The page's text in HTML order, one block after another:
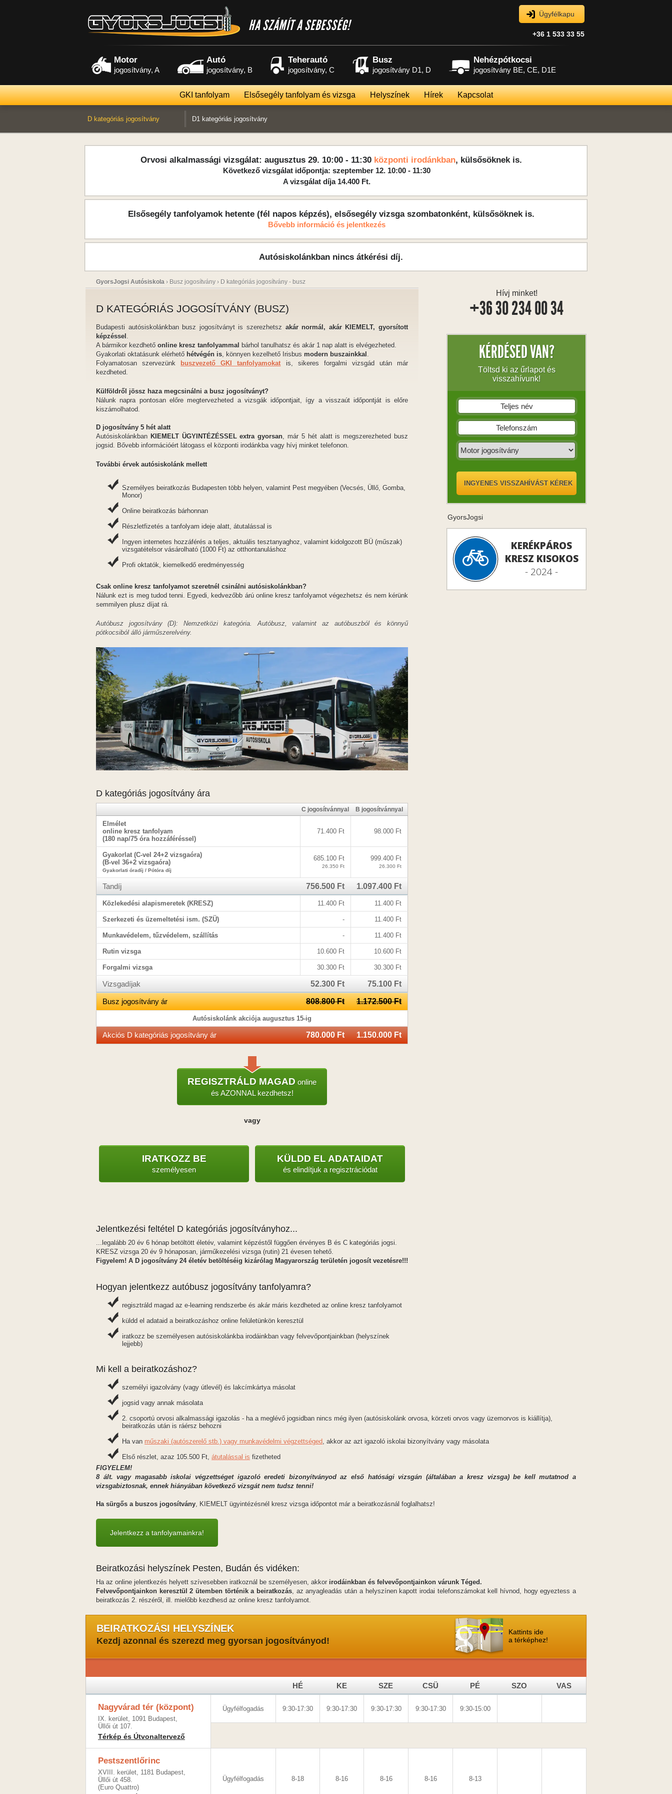
HA SZÁMÍT A SEBESSÉG! +36 1 533 33 55
Ügyfélkapu
Motor
jogosítvány, A
Autó
jogosítvány, B
Teherautó
jogosítvány, C
Busz
jogosítvány D1, D
Nehézpótkocsi
jogosítvány BE, CE, D1E
GKI tanfolyam Elsősegély tanfolyam és vizsga Helyszínek Hírek Kapcsolat
D kategóriás jogosítvány D1 kategóriás jogosítvány
Orvosi alkalmassági vizsgálat: augusztus 29. 10:00 - 11:30központi irodánkban, külsősöknek is.
Következő vizsgálat időpontja: szeptember 12. 10:00 - 11:30
A vizsgálat díja 14.400 Ft.
Elsősegély tanfolyamok hetente (fél napos képzés), elsősegély vizsga szombatonként, külsősöknek is.
Bővebb információ és jelentkezés
Autósiskolánkban nincs átkérési díj.
GyorsJogsi Autósiskola › Busz jogosítvány › D kategóriás jogosítvány - busz
D KATEGÓRIÁS JOGOSÍTVÁNY (BUSZ)
Budapesti autósiskolánkban busz jogosítványt is szerezhetsz akár normál, akár KIEMELT, gyorsított
képzéssel .
A bármikor kezdhető online kresz tanfolyammal bárhol tanulhatsz és akár 1 nap alatt is elvégezheted.
Gyakorlati oktatásunk elérhető hétvégén is, könnyen kezelhető Irisbus modern buszainkkal .
Folyamatosan szervezünk
buszvezető GKI tanfolyamokat is, sikeres forgalmi vizsgád után már
kezdheted.
Külföldről jössz haza megcsinálni a busz jogosítványt?
Nálunk napra pontosan előre megtervezheted a vizsgák időpontjait, így a visszaút időpontját is előre
kiszámolhatod.
D jogosítvány 5 hét alatt
Autósiskolánkban KIEMELT ÜGYINTÉZÉSSEL extra gyorsan, már 5 hét alatt is megszerezheted busz
jogsid. Bővebb információért látogass el központi irodánkba vagy hívj minket telefonon.
További érvek autósiskolánk mellett
Személyes beiratkozás Budapesten több helyen, valamint Pest megyében (Vecsés, Üllő, Gomba,
Monor)
Online beiratkozás bárhonnan
Részletfizetés a tanfolyam ideje alatt, átutalással is
Ingyen internetes hozzáférés a teljes, aktuális tesztanyaghoz, valamint kidolgozott BÜ (műszak)
vizsgatételsor vásárolható (1000 Ft) az otthontanuláshoz
Profi oktatók, kiemelkedő eredményesség
Csak online kresz tanfolyamot szeretnél csinálni autósiskolánkban?
Nálunk ezt is meg tudod tenni. Egyedi, kedvezőbb árú online kresz tanfolyamot végezhetsz és nem kérünk
semmilyen plusz díjat rá.
Autóbusz jogosítvány (D): Nemzetközi kategória. Autóbusz, valamint az autóbuszból és könnyű
pótkocsiból álló járműszerelvény.
D kategóriás jogosítvány ára
C jogosítvánnyal B jogosítvánnyal
Elmélet
online kresz tanfolyam
(180 nap/75 óra hozzáféréssel)
71.400 Ft 98.000 Ft
Gyakorlat (C-vel 24+2 vizsgaóra)
(B-vel 36+2 vizsgaóra)
Gyakorlati óradíj / Pótóra díj
685.100 Ft
26.350 Ft
999.400 Ft
26.300 Ft
Tandíj 756.500 Ft 1.097.400 Ft
Közlekedési alapismeretek (KRESZ) 11.400 Ft 11.400 Ft
Szerkezeti és üzemeltetési ism. (SZÜ) - 11.400 Ft
Munkavédelem, tűzvédelem, szállítás - 11.400 Ft
Rutin vizsga 10.600 Ft 10.600 Ft
Forgalmi vizsga 30.300 Ft 30.300 Ft
Vizsgadíjak 52.300 Ft 75.100 Ft
Busz jogosítvány ár 808.800 Ft 1.172.500 Ft
Autósiskolánk akciója augusztus 15-ig
Akciós D kategóriás jogosítvány ár 780.000 Ft 1.150.000 Ft
REGISZTRÁLD MAGAD online
és AZONNAL kezdhetsz!
vagy
IRATKOZZ BE
személyesen
KÜLDD EL ADATAIDAT
és elindítjuk a regisztrációdat
Jelentkezési feltétel D kategóriás jogosítványhoz...
...legalább 20 év 6 hónap betöltött életév, valamint képzéstől függően érvényes B és C kategóriás jogsi.
KRESZ vizsga 20 év 9 hónaposan, járműkezelési vizsga (rutin) 21 évesen tehető.
Figyelem! A D jogosítvány 24 életév betöltéséig kizárólag Magyarország területén jogosít vezetésre!!!
Hogyan jelentkezz autóbusz jogosítvány tanfolyamra?
regisztráld magad az e-learning rendszerbe és akár máris kezdheted az online kresz tanfolyamot
küldd el adataid a beiratkozáshoz online felületünkön keresztül
iratkozz be személyesen autósiskolánkba irodáinkban vagy felvevőpontjainkban (helyszínek
lejjebb)
Mi kell a beiratkozáshoz?
személyi igazolvány (vagy útlevél) és lakcímkártya másolat
jogsid vagy annak másolata
2. csoportú orvosi alkalmassági igazolás - ha a meglévő jogsidban nincs még ilyen (autósiskolánk orvosa, körzeti orvos vagy üzemorvos is kiállítja),
beiratkozás után is ráérsz behozni
Ha van műszaki (autószerelő stb.) vagy munkavédelmi végzettséged , akkor az azt igazoló iskolai bizonyítvány vagy másolata
Első részlet, azaz 105.500 Ft, átutalással is fizetheted
FIGYELEM!
8 ált. vagy magasabb iskolai végzettséget igazoló eredeti bizonyítványod az első hatósági vizsgán (általában a kresz vizsga) be kell mutatnod a
vizsgabiztosnak, ennek hiányában következő vizsgát nem tudsz tenni!
Ha sürgős a buszos jogosítvány , KIEMELT ügyintézésnél kresz vizsga időpontot már a beiratkozásnál foglalhatsz!
Jelentkezz a tanfolyamainkra!
Beiratkozási helyszínek Pesten, Budán és vidéken:
Ha az online jelentkezés helyett szívesebben iratkoznál be személyesen, akkor irodáinkban és felvevőpontjainkon várunk Téged.
Felvevőpontjainkon keresztül 2 ütemben történik a beiratkozás , az anyagleadás után a helyszínen kapott irodai telefonszámokat kell hívnod, hogy egyeztess a
beiratkozás 2. részéről, ill. mielőbb kezdhesd az online kresz tanfolyamot.
BEIRATKOZÁSI HELYSZÍNEK
Kezdj azonnal és szerezd meg gyorsan jogosítványod!
Kattints ide
a térképhez!
HÉ KE SZE CSÜ PÉ SZO VAS
Nagyvárad tér (központ)
IX. kerület, 1091 Budapest,
Üllői út 107.
Térkép és Útvonaltervező
Ügyfélfogadás 9:30-17:30 9:30-17:30 9:30-17:30 9:30-17:30 9:30-15:00
Pestszentlőrinc
XVIII. kerület, 1181 Budapest,
Üllői út 458.
(Euro Quattro)
Ügyfélfogadás 8-18 8-16 8-16 8-16 8-13
Hívj minket!
+36 30 234 00 34
KÉRDÉSED VAN?
Töltsd ki az űrlapot és
visszahívunk!
GyorsJogsi
KERÉKPÁROS
KRESZ KISOKOS
- 2024 -